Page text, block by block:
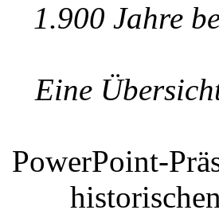
1.900 Jahre
Eine
PowerPoint-
historischen